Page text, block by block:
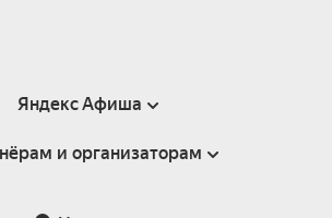
Яндекс Афиша
Справка
и организаторам